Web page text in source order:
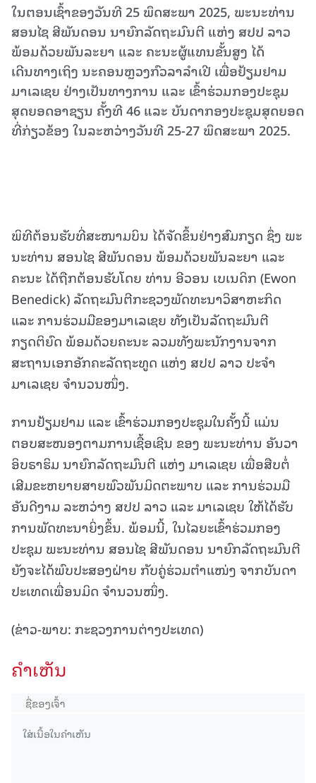
ໃນຕອນເຊົ້າຂອງວັນທີ 25 ພຶດສະພາ 2025, ພະນະທ່ານ
ສອນໄຊ ສີພັນດອນ ນາຍົກລັດຖະມົນຕີ ແຫ່ງ ສປປ ລາວ
ພ້ອມດ້ວຍພັນລະຍາ ແລະ ຄະນະຜູ້ແທນຂັ້ນສູງ ໄດ້
ເດີນທາງເຖິງ ນະຄອນຫຼວງກົວລາລໍາເປີ ເພື່ອຢ້ຽມຢາມ
ມາເລເຊຍ ຢ່າງເປັນທາງການ ແລະ ເຂົ້າຮ່ວມກອງປະຊຸມ
ສຸດຍອດອາຊຽນ ຄັ້ງທີ 46 ແລະ ບັນດາກອງປະຊຸມສຸດຍອດ
ທີ່ກ່ຽວຂ້ອງ ໃນລະຫວ່າງວັນທີ 25-27 ພຶດສະພາ 2025.
ພິທີຕ້ອນຮັບທີ່ສະໜາມບິນ ໄດ້ຈັດຂຶ້ນຢ່າງສົມກຽດ ຊຶ່ງ ພະ
ນະທ່ານ ສອນໄຊ ສີພັນດອນ ພ້ອມດ້ວຍພັນລະຍາ ແລະ
ຄະນະ ໄດ້ຖືກຕ້ອນຮັບໂດຍ ທ່ານ ອີວອນ ເບເນດິກ (Ewon
Benedick) ລັດຖະມົນຕີກະຊວງພັດທະນາວິສາຫະກິດ
ແລະ ການຮ່ວມມືຂອງມາເລເຊຍ ທັງເປັນລັດຖະມົນຕີ
ກຽດຕິຍົດ ພ້ອມດ້ວຍຄະນະ ລວມທັງພະນັກງານຈາກ
ສະຖານເອກອັກຄະລັດຖະທູດ ແຫ່ງ ສປປ ລາວ ປະຈໍາ
ມາເລເຊຍ ຈໍານວນໜຶ່ງ.
ການຢ້ຽມຢາມ ແລະ ເຂົ້າຮ່ວມກອງປະຊຸມໃນຄັ້ງນີ້ ແມ່ນ
ຕອບສະໜອງຕາມການເຊື້ອເຊີນ ຂອງ ພະນະທ່ານ ອັນວາ
ອິບຣາຮິມ ນາຍົກລັດຖະມົນຕີ ແຫ່ງ ມາເລເຊຍ ເພື່ອສືບຕໍ່
ເສີມຂະຫຍາຍສາຍພົວພັນມິດຕະພາບ ແລະ ການຮ່ວມມື
ອັນດີງາມ ລະຫວ່າງ ສປປ ລາວ ແລະ ມາເລເຊຍ ໃຫ້ໄດ້ຮັບ
ການພັດທະນາຍິ່ງຂຶ້ນ. ພ້ອມນີ້, ໃນໄລຍະເຂົ້າຮ່ວມກອງ
ປະຊຸມ ພະນະທ່ານ ສອນໄຊ ສີພັນດອນ ນາຍົກລັດຖະມົນຕີ
ຍັງຈະໄດ້ພົບປະສອງຝ່າຍ ກັບຄູ່ຮ່ວມຕໍາແໜ່ງ ຈາກບັນດາ
ປະເທດເພື່ອນມິດ ຈໍານວນໜຶ່ງ.
(ຂ່າວ-ພາບ: ກະຊວງການຕ່າງປະເທດ)
ຄໍາເຫັນ